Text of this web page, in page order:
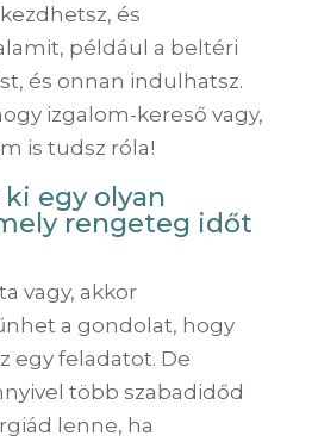
és
például a beltéri
és onnan indulhatsz.
izgalom-kereső vagy,
is tudsz róla!
ki egy olyan
rengeteg időt
vagy, akkor
a gondolat, hogy
egy feladatot. De
több szabadidőd
lenne, ha